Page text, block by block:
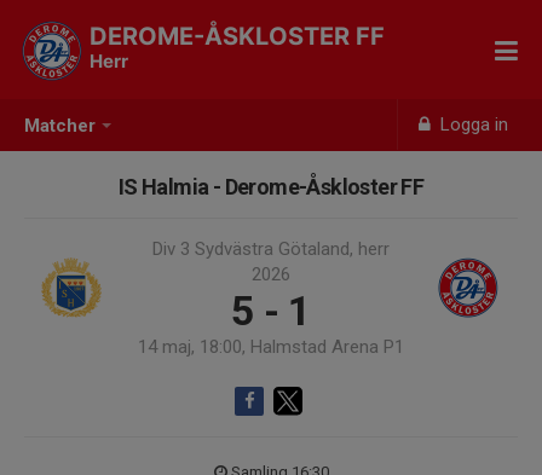
Matcher Logga in
DEROME-ÅSKLOSTER FF
Herr
IS Halmia - Derome-Åskloster FF
Div 3 Sydvästra Götaland, herr
2026
5 - 1
14 maj, 18:00, Halmstad Arena P1